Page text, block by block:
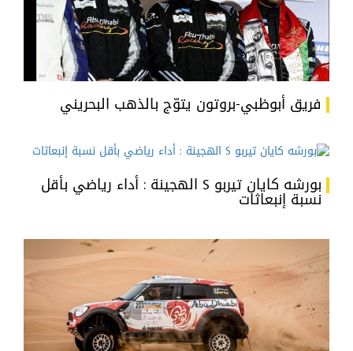
فريق أبوظبي-بروتون يتوّج بالذهب البحريني
بورشه كايان تيربو S الهجينة : أداء رياضي بأقل
نسبة إنبعاثات